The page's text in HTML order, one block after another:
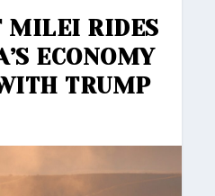
MILEI RIDES
ECONOMY
TRUMP